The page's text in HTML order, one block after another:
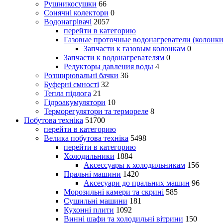
Рушникосушки 66
Сонячні колектори 0
Водонагрівачі 2057
перейти в категорию
Газовые проточные водонагреватели
Запчасти к газовым колонкам 0
Запчасти к водонагревателям 0
Редукторы давления воды 4
Розширювальні бачки 36
Буферні ємності 32
Тепла підлога 21
Гідроакумулятори 10
Терморегулятори та термореле 8
Побутова техніка 51700
перейти в категорию
Велика побутова техніка 5498
перейти в категорию
Холодильники 1884
Аксессуары к холодильникам 156
Пральні машини 1420
Аксесуари до пральних машин 96
Морозильні камери та скрині 585
Сушильні машини 181
Кухонні плити 1092
Винні шафи та холодильні вітрини 150